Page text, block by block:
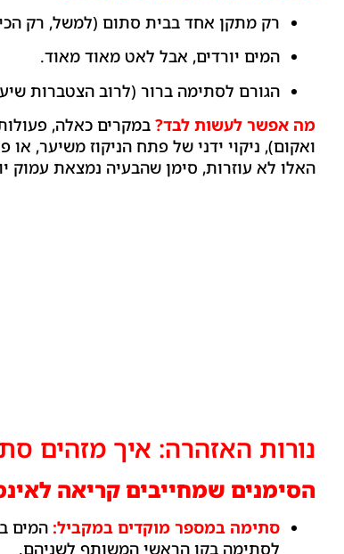
רק מתקן אחד בבית סתום (למשל, רק
המים יורדים, אבל לאט מאוד מאוד.
הגורם לסתימה ברור (לרוב הצטברות
מה אפשר לעשות לבד? במקרים כאלה,
ואקום), ניקוי ידני של פתח הניקוז משיער,
האלו לא עוזרות, סימן שהבעיה נמצאת עמוק
נורות האזהרה: איך מזהים
הסימנים שמחייבים קריאה
סתימה במספר מוקדים במקביל: המים
לסתימה בקו הראשי המשותף לשניהם.